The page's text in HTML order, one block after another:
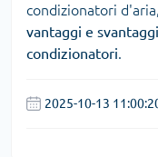
condizionatori
vantaggi e
condizionatori
2025-10-13